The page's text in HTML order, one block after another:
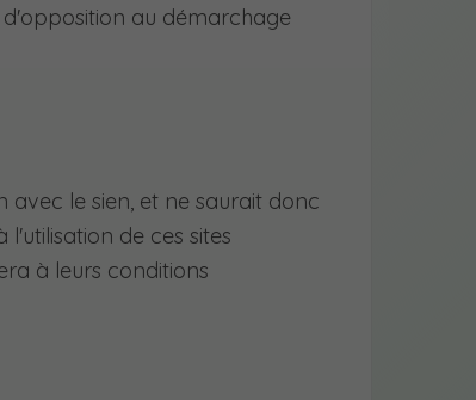
au démarchage
avec le sien, et ne saurait donc
l'utilisation de ces sites
à leurs conditions